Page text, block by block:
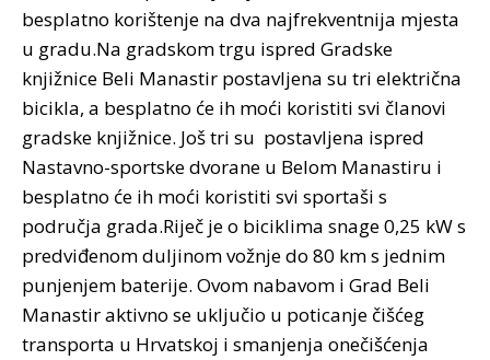
besplatno korištenje na dva najfrekventnija mjesta
u gradu.Na gradskom trgu ispred Gradske
knjižnice Beli Manastir postavljena su tri električna
bicikla, a besplatno će ih moći koristiti svi članovi
gradske knjižnice. Još tri su postavljena ispred
Nastavno-sportske dvorane u Belom Manastiru i
besplatno će ih moći koristiti svi sportaši s
područja grada.Riječ je o biciklima snage 0,25 kW s
predviđenom duljinom vožnje do 80 km s jednim
punjenjem baterije. Ovom nabavom i Grad Beli
Manastir aktivno se uključio u poticanje čišćeg
transporta u Hrvatskoj i smanjenja onečišćenja